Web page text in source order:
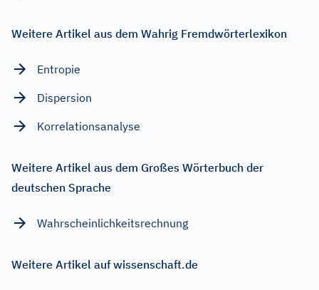
Weitere Artikel aus dem Wahrig Fremdwörterlexikon
Entropie
Dispersion
Korrelationsanalyse
Weitere Artikel aus dem Großes Wörterbuch der
deutschen Sprache
Wahrscheinlichkeitsrechnung
Weitere Artikel auf wissenschaft.de